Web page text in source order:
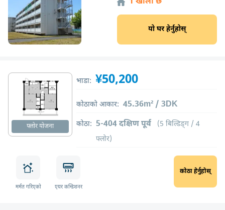
यो घर हेर्नुहोस्
फ्लोर योजना
भाडा: ¥50,200
कोठाको आकार: 45.36m² / 3DK
कोठा: 5-404 दक्षिण पूर्व
(5 बिल्डिङ्ग / 4
फ्लोर)
मर्मत गरिएको एयर कन्डिशनर
कोठा हेर्नुहोस्